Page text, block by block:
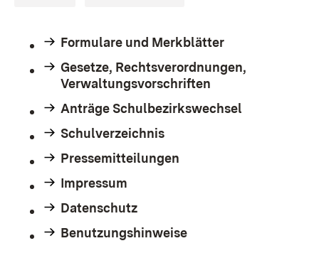
Formulare und Merkblätter
Gesetze, Rechtsverordnungen,
Verwaltungsvorschriften
Anträge Schulbezirkswechsel
Schulverzeichnis
Pressemitteilungen
Impressum
Datenschutz
Benutzungshinweise